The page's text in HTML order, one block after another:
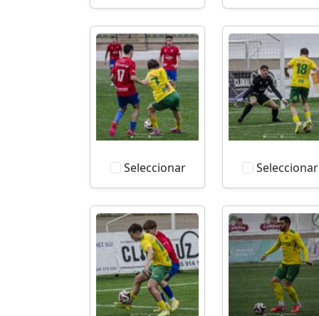
Seleccionar Seleccionar